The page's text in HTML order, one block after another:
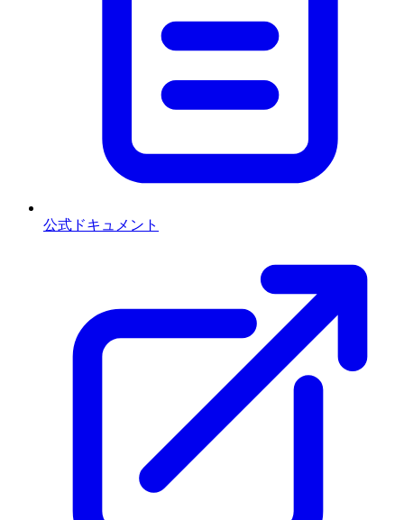
公式ドキュメント